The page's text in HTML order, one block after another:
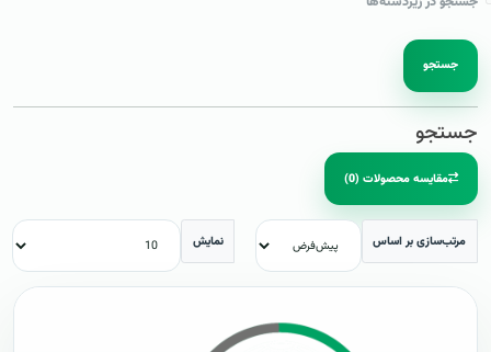
جستجو
جستجو
مقایسه محصولات (0)
مرتب‌سازی بر اساس نمایش